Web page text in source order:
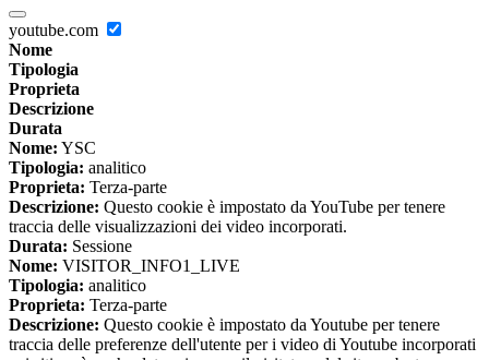
youtube.com
Nome
Tipologia
Proprieta
Descrizione
Durata
Nome: YSC
Tipologia: analitico
Proprieta: Terza-parte
Descrizione: Questo cookie è impostato da YouTube per tenere
traccia delle visualizzazioni dei video incorporati.
Durata: Sessione
Nome: VISITOR_INFO1_LIVE
Tipologia: analitico
Proprieta: Terza-parte
Descrizione: Questo cookie è impostato da Youtube per tenere
traccia delle preferenze dell'utente per i video di Youtube incorporati